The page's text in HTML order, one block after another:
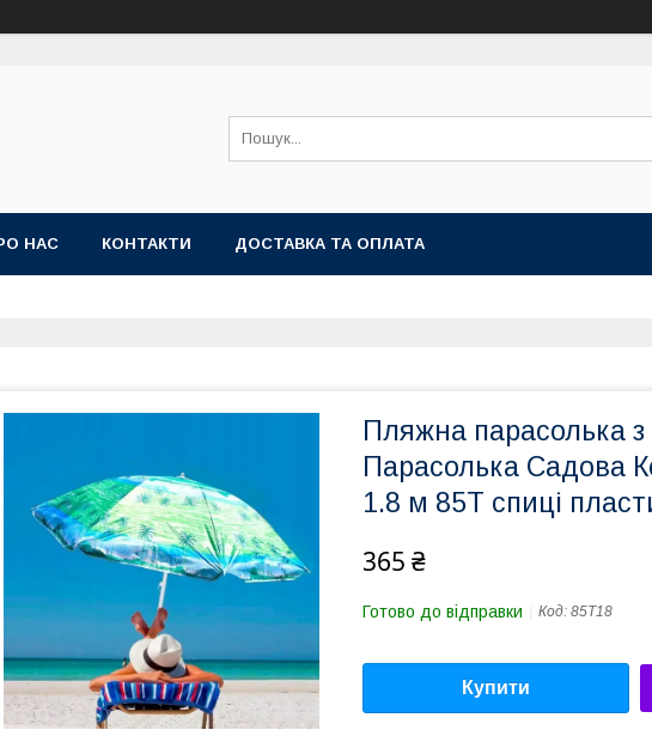
НАС КОНТАКТИ ДОСТАВКА ТА ОПЛАТА
Пляжна парасолька
Парасолька Садова
1.8 м 85T спиці
365 ₴
Готово до відправки Код: 85T18
Купити